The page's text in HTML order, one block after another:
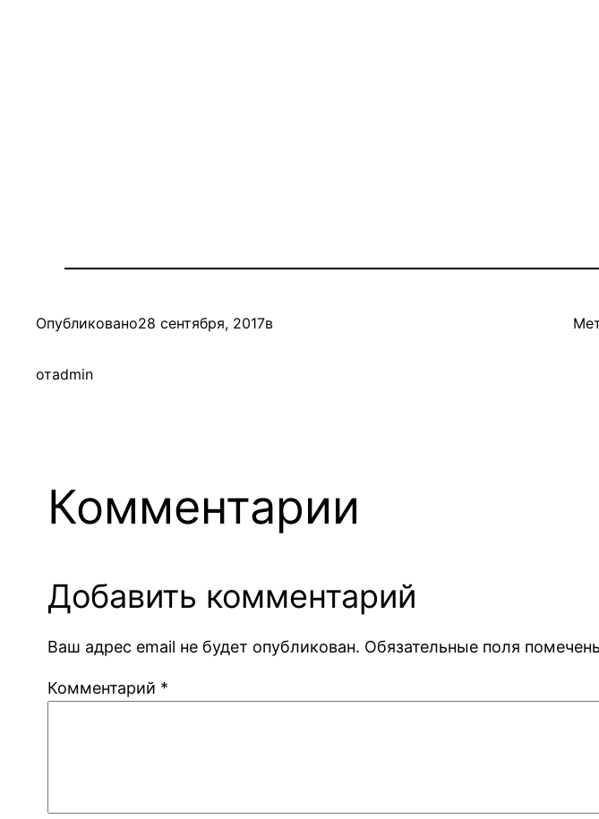
Опубликовано28 сентября, 2017в
отadmin
Комментарии
Добавить комментарий
Ваш адрес email не будет опубликован. Обязательные поля
Комментарий *